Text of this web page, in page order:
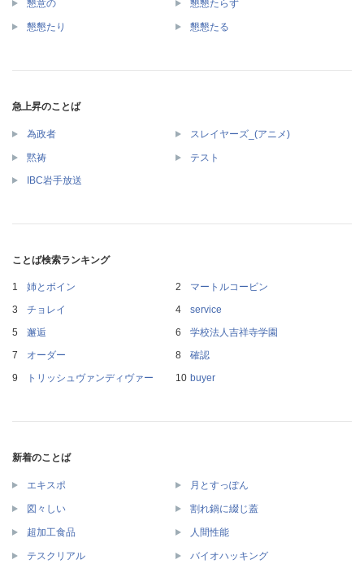
懇意の 懇懇たらず
懇懇たり 懇懇たる
急上昇のことば
為政者 スレイヤーズ_(アニメ)
黙祷 テスト
IBC岩手放送
ことば検索ランキング
姉とボイン
マートルコービン
チョレイ
service
邂逅
学校法人吉祥寺学園
オーダー
確認
トリッシュヴァンディヴァー
buyer
新着のことば
エキスポ 月とすっぽん
図々しい 割れ鍋に綴じ蓋
超加工食品 人間性能
テスクリアル バイオハッキング